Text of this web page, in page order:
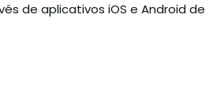
de aplicativos iOS e Android de